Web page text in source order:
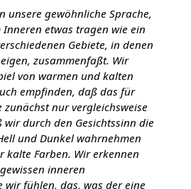
unsere gewöhnliche Sprache,
etwas tragen wie ein
Gebiete, in denen
zusammenfaßt. Wir
von warmen und kalten
empfinden, daß das für
zunächst nur vergleichsweise
durch den Gesichtssinn die
und Dunkel wahrnehmen
kalte Farben. Wir erkennen
inneren
wir fühlen, das, was der eine